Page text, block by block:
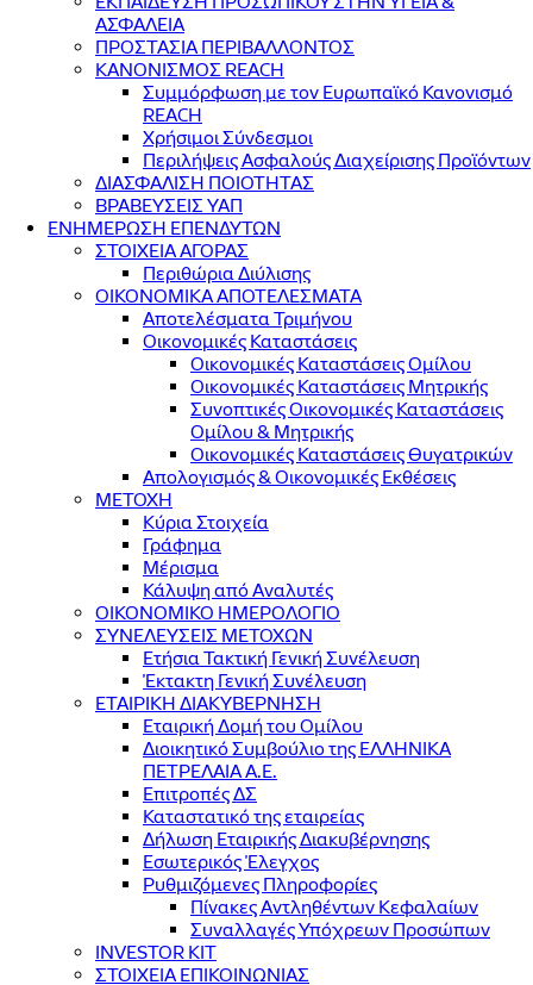
ΑΣΦΑΛΕΙΑ
ΠΡΟΣΤΑΣΙΑ ΠΕΡΙΒΑΛΛΟΝΤΟΣ
ΚΑΝΟΝΙΣΜΟΣ REACH
Συμμόρφωση με τον Ευρωπαϊκό Κανονισμό
REACH
Χρήσιμοι Σύνδεσμοι
Περιλήψεις Ασφαλούς Διαχείρισης Προϊόντων
ΔΙΑΣΦΑΛΙΣΗ ΠΟΙΟΤΗΤΑΣ
ΒΡΑΒΕΥΣΕΙΣ ΥΑΠ
ΕΝΗΜΕΡΩΣΗ ΕΠΕΝΔΥΤΩΝ
ΣΤΟΙΧΕΙΑ ΑΓΟΡΑΣ
Περιθώρια Διύλισης
ΟΙΚΟΝΟΜΙΚΑ ΑΠΟΤΕΛΕΣΜΑΤΑ
Αποτελέσματα Τριμήνου
Οικονομικές Καταστάσεις
Οικονομικές Καταστάσεις Ομίλου
Οικονομικές Καταστάσεις Μητρικής
Συνοπτικές Οικονομικές Καταστάσεις
Ομίλου & Μητρικής
Οικονομικές Καταστάσεις Θυγατρικών
Απολογισμός & Οικονομικές Εκθέσεις
ΜΕΤΟΧΗ
Κύρια Στοιχεία
Γράφημα
Μέρισμα
Κάλυψη από Αναλυτές
ΟΙΚΟΝΟΜΙΚΟ ΗΜΕΡΟΛΟΓΙΟ
ΣΥΝΕΛΕΥΣΕΙΣ ΜΕΤΟΧΩΝ
Ετήσια Τακτική Γενική Συνέλευση
Έκτακτη Γενική Συνέλευση
ΕΤΑΙΡΙΚΗ ΔΙΑΚΥΒΕΡΝΗΣΗ
Εταιρική Δομή του Ομίλου
Διοικητικό Συμβούλιο της ΕΛΛΗΝΙΚΑ
ΠΕΤΡΕΛΑΙΑ Α.Ε.
Επιτροπές ΔΣ
Καταστατικό της εταιρείας
Δήλωση Εταιρικής Διακυβέρνησης
Εσωτερικός Έλεγχος
Ρυθμιζόμενες Πληροφορίες
Πίνακες Αντληθέντων Κεφαλαίων
Συναλλαγές Υπόχρεων Προσώπων
INVESTOR KIT
ΣΤΟΙΧΕΙΑ ΕΠΙΚΟΙΝΩΝΙΑΣ